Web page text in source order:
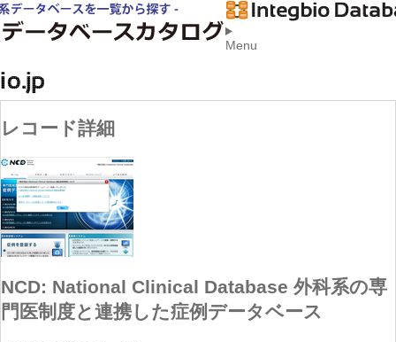
Menu
レコード詳細
NCD: National Clinical Database 外科系の専
門医制度と連携した症例データベース